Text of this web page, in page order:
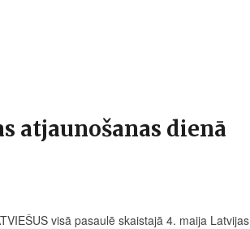
atjaunošanas dienā
visā pasaulē skaistajā 4. maija Latvijas